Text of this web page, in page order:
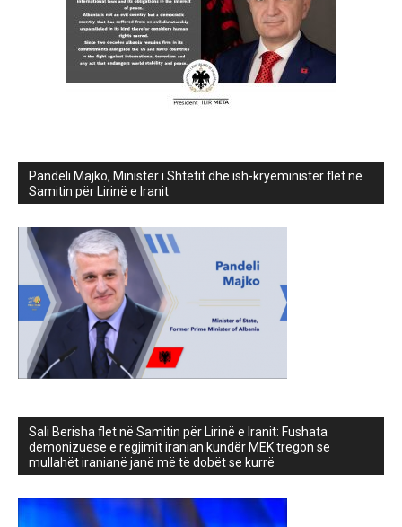
Pandeli Majko, Ministër i Shtetit dhe ish-kryeministër flet në
Samitin për Lirinë e Iranit
Sali Berisha flet në Samitin për Lirinë e Iranit: Fushata
demonizuese e regjimit iranian kundër MEK tregon se
mullahët iranianë janë më të dobët se kurrë